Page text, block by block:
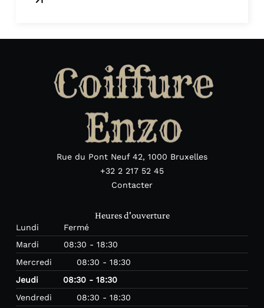
Rue du Pont Neuf 42, 1000 Bruxelles
+32 2 217 52 45
Contacter
Heures d'ouverture
Lundi
Fermé
Mardi
08:30 - 18:30
Mercredi
08:30 - 18:30
Jeudi
08:30 - 18:30
Vendredi
08:30 - 18:30